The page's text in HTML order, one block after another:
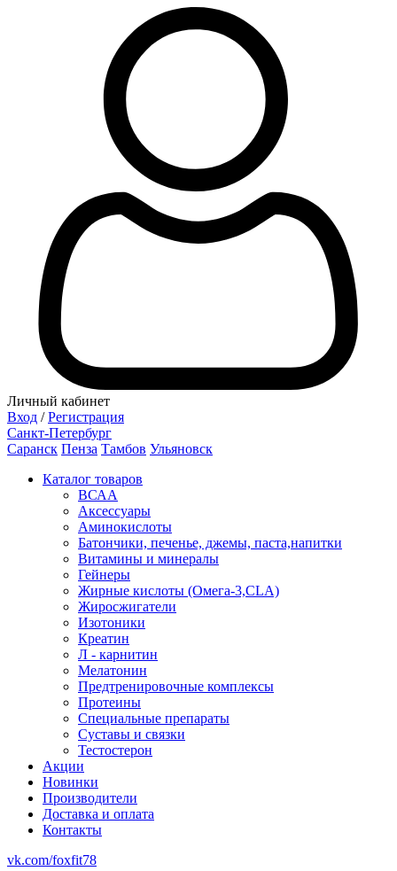
Личный кабинет
Вход / Регистрация
Санкт-Петербург
Саранск Пенза Тамбов Ульяновск
Каталог товаров
ВСАА
Аксессуары
Аминокислоты
Батончики, печенье, джемы, паста,напитки
Витамины и минералы
Гейнеры
Жирные кислоты (Омега-3,CLA)
Жиросжигатели
Изотоники
Креатин
Л - карнитин
Мелатонин
Предтренировочные комплексы
Протеины
Специальные препараты
Суставы и связки
Тестостерон
Акции
Новинки
Производители
Доставка и оплата
Контакты
vk.com/foxfit78